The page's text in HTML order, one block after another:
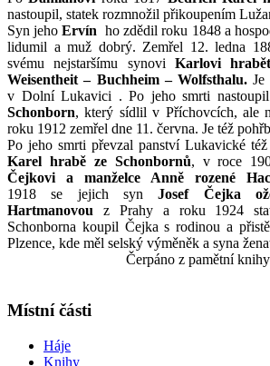
nastoupil, statek rozmnožil přikoupením
Syn jehoErvín ho zdědil roku 1848 a
lidumil a muž dobrý. Zemřel 12. ledna
svému nejstaršímu synovi Karlovi
Weisentheit – Buchheim – Wolfsthalu. Je
v Dolní Lukavici . Po jeho smrti
Schonborn, který sídlil v Příchovcích, ale
roku 1912 zemřel dne 11. června. Je též
Po jeho smrti převzal panství Lukavické
Karel hrabě ze Schonbornů, v roce
Čejkovi a manželce Anně rozené
1918 se jejich synJosef Čejka
Hartmanovou z Prahy a roku 1924
Schonborna koupil Čejka s rodinou a
Plzence, kde měl selský výměněk a syna
Čerpáno z pamětní
Místní části
Háje
Knihy